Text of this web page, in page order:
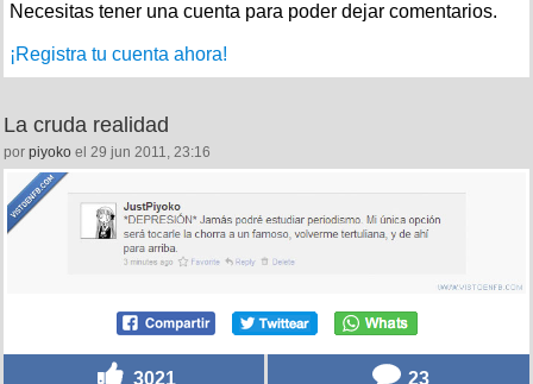
Necesitas tener una cuenta para poder dejar comentarios.
¡Registra tu cuenta ahora!
La cruda realidad
por piyoko el 29 jun 2011, 23:16
3021 23